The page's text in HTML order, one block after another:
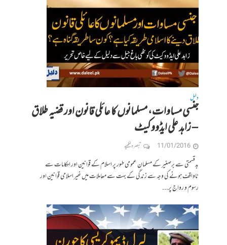
دلیل
جنسی مساوات، مسلمانوں کا عائلی قانون اور قضیہ طلاق
– زاہد علی ایڈووکیٹ
11/01/2016 تبصرہ لکھیے
بدقسمتی سے برصغیر کے مسلمان عمومی طور پر اسلام کے قوانین اور احکامات سے
ناواقف ہونے کی وجہ سے زندگی کے بہت سے معاملات میں غیر اسلامی قوانین اور
رسوم و رواج پر...